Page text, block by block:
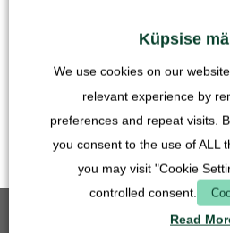
Veokulud
6,90 €
käibemaksuga
pluss
Veokulud
Küpsise
We use cookies on our
relevant experience by
preferences and repeat visits.
you consent to the use of ALL
you may visit "Cookie
controlled consent.
Read